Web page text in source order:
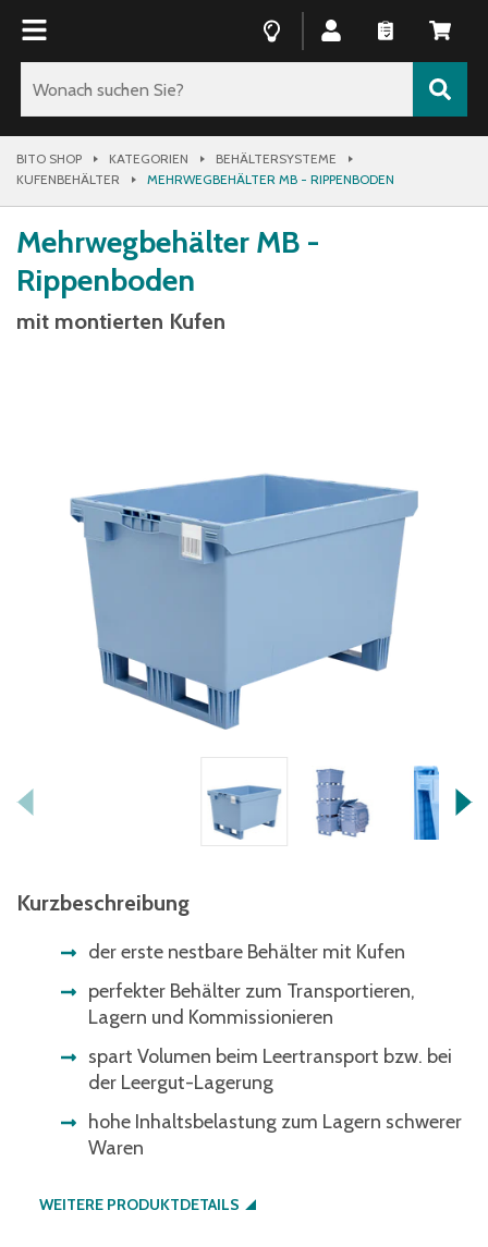
BITO SHOP KATEGORIEN
BEHÄLTERSYSTEME
KUFENBEHÄLTER
MEHRWEGBEHÄLTER MB - RIPPENBODEN
Mehrwegbehälter MB -
Rippenboden
mit montierten Kufen
Kurzbeschreibung
der erste nestbare Behälter mit Kufen
perfekter Behälter zum Transportieren,
Lagern und Kommissionieren
spart Volumen beim Leertransport bzw. bei
der Leergut-Lagerung
hohe Inhaltsbelastung zum Lagern schwerer
Waren
WEITERE PRODUKTDETAILS